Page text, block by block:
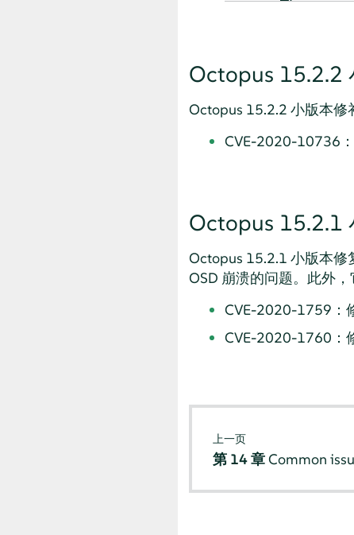
Octopus 15.2.2
Octopus 15.2.2 小版本修
CVE-2020-10736
Octopus 15.2.1
Octopus 15.2.1 小版本修
OSD 崩溃的问题。此外
CVE-2020-1759：
CVE-2020-1760：
上一页
第 14 章Common